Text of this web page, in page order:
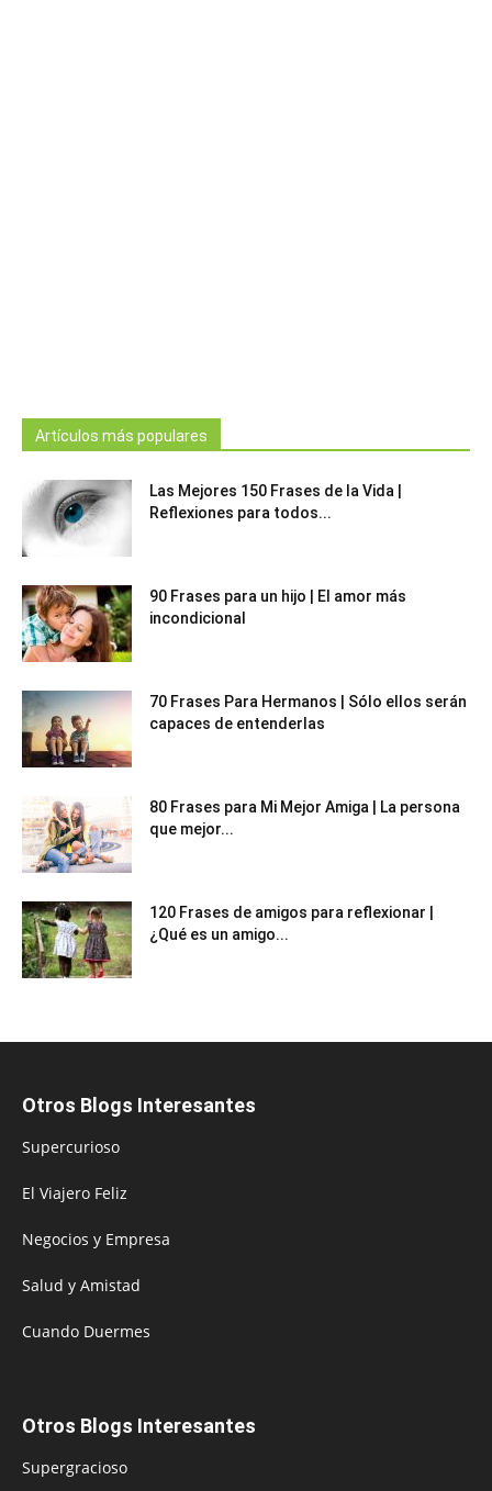
Artículos más populares
Las Mejores 150 Frases de la Vida |
Reflexiones para todos...
90 Frases para un hijo | El amor más
incondicional
70 Frases Para Hermanos | Sólo ellos serán
capaces de entenderlas
80 Frases para Mi Mejor Amiga | La persona
que mejor...
120 Frases de amigos para reflexionar |
¿Qué es un amigo...
Otros Blogs Interesantes
Supercurioso
El Viajero Feliz
Negocios y Empresa
Salud y Amistad
Cuando Duermes
Otros Blogs Interesantes
Supergracioso